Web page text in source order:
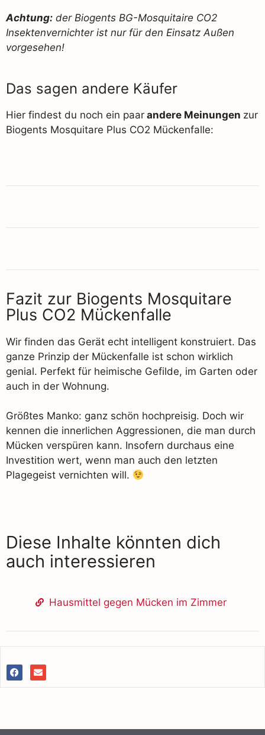
Achtung: der Biogents BG-Mosquitaire CO2
Insektenvernichter ist nur für den Einsatz Außen
vorgesehen!
Das sagen andere Käufer
Hier findest du noch ein paar andere Meinungen zur
Biogents Mosquitare Plus CO2 Mückenfalle:
Fazit zur Biogents Mosquitare
Plus CO2 Mückenfalle
Wir finden das Gerät echt intelligent konstruiert. Das
ganze Prinzip der Mückenfalle ist schon wirklich
genial. Perfekt für heimische Gefilde, im Garten oder
auch in der Wohnung.
Größtes Manko: ganz schön hochpreisig. Doch wir
kennen die innerlichen Aggressionen, die man durch
Mücken verspüren kann. Insofern durchaus eine
Investition wert, wenn man auch den letzten
Plagegeist vernichten will.
Diese Inhalte könnten dich
auch interessieren
Hausmittel gegen Mücken im Zimmer